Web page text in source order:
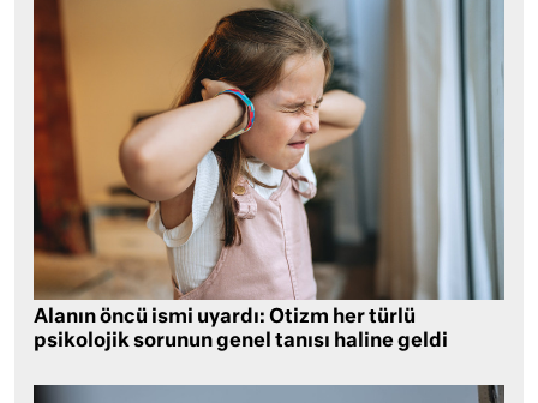
Alanın öncü ismi uyardı: Otizm her türlü
psikolojik sorunun genel tanısı haline geldi